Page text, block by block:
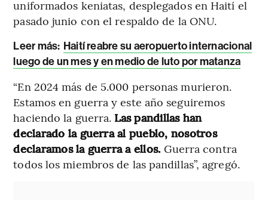
uniformados keniatas, desplegados en Haití el
pasado junio con el respaldo de la ONU.
Leer más: Haití reabre su aeropuerto internacional
luego de un mes y en medio de luto por matanza
“En 2024 más de 5.000 personas murieron.
Estamos en guerra y este año seguiremos
haciendo la guerra. Las pandillas han
declarado la guerra al pueblo, nosotros
declaramos la guerra a ellos. Guerra contra
todos los miembros de las pandillas”, agregó.